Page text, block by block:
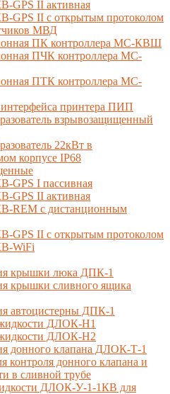
GPS II активная
GPS II с открытым протоколом
МВД
ПК контроллера МС-КВШ
ПЧК контроллера МС-
ПТК контроллера МС-
интерфейса принтера ПИП
взрывозащищенный
22кВт в
корпусе IP68
GPS I пассивная
GPS II активная
REM c дистанционным
GPS II с открытым протоколом
WiFi
крышки люка ДПК-1
крышки сливного ящика
автоцистерны ДПК-1
ДЛОК-Н1
ДЛОК-Н2
донного клапана ДЛОК-Т-1
донного клапана и
в сливной трубе
ДЛОК-У-1-1КВ для